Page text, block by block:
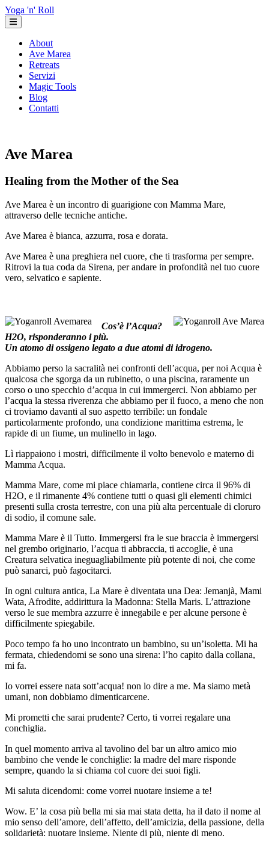
Yoga 'n' Roll
About
Ave Marea
Retreats
Servizi
Magic Tools
Blog
Contatti
Ave Marea
Healing from the Mother of the Sea
Ave Marea è un incontro di guarigione con Mamma Mare,
attraverso delle tecniche antiche.
Ave Marea è bianca, azzurra, rosa e dorata.
Ave Marea è una preghiera nel cuore, che ti trasforma per sempre.
Ritrovi la tua coda da Sirena, per andare in profondità nel tuo cuore
vero, selvatico e sapiente.
Cos’è l’Acqua?
H2O, risponderanno i più.
Un atomo di ossigeno legato a due atomi di idrogeno.
Abbiamo perso la sacralità nei confronti dell’acqua, per noi Acqua è
qualcosa che sgorga da un rubinetto, o una piscina, raramente un
corso o uno specchio d’acqua in cui immergerci. Non abbiamo per
l’acqua la stessa riverenza che abbiamo per il fuoco, a meno che non
ci troviamo davanti al suo aspetto terribile: un fondale
particolarmente profondo, una condizione marittima estrema, le
rapide di un fiume, un mulinello in lago.
Lì riappaiono i mostri, difficilmente il volto benevolo e materno di
Mamma Acqua.
Mamma Mare, come mi piace chiamarla, contiene circa il 96% di
H2O, e il rimanente 4% contiene tutti o quasi gli elementi chimici
presenti sulla crosta terrestre, con una più alta percentuale di cloruro
di sodio, il comune sale.
Mamma Mare è il Tutto. Immergersi fra le sue braccia è immergersi
nel grembo originario, l’acqua ti abbraccia, ti accoglie, è una
Creatura selvatica ineguagliabilmente più potente di noi, che come
può sanarci, può fagocitarci.
In ogni cultura antica, La Mare è diventata una Dea: Jemanjà, Mami
Wata, Afrodite, addirittura la Madonna: Stella Maris. L’attrazione
verso le sue membra azzurre è innegabile e per alcune persone è
difficilmente spiegabile.
Poco tempo fa ho uno incontrato un bambino, su un’isoletta. Mi ha
fermata, chiedendomi se sono una sirena: l’ho capito dalla collana,
mi fa.
Io vorrei essere nata sott’acqua! non lo dire a me. Ma siamo metà
umani, non dobbiamo dimenticarcene.
Mi prometti che sarai prudente? Certo, ti vorrei regalare una
conchiglia.
In quel momento arriva al tavolino del bar un altro amico mio
bambino che vende le conchiglie: la madre del mare risponde
sempre, quando la si chiama col cuore dei suoi figli.
Mi saluta dicendomi: come vorrei nuotare insieme a te!
Wow. E’ la cosa più bella mi sia mai stata detta, ha il dato il nome al
mio senso dell’amore, dell’affetto, dell’amicizia, della passione, della
solidarietà: nuotare insieme. Niente di più, niente di meno.